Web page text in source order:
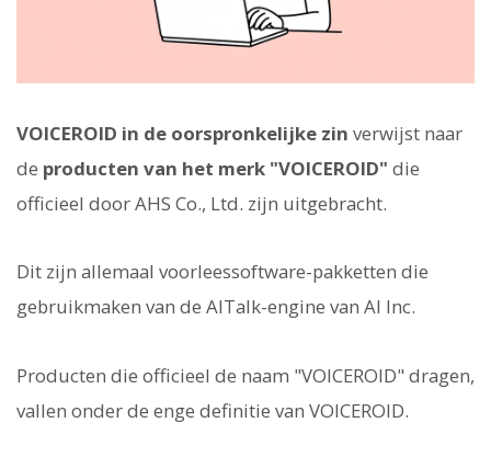
VOICEROID in de oorspronkelijke zin verwijst naar
de producten van het merk "VOICEROID" die
officieel door AHS Co., Ltd. zijn uitgebracht.
Dit zijn allemaal voorleessoftware-pakketten die
gebruikmaken van de AITalk-engine van AI Inc.
Producten die officieel de naam "VOICEROID" dragen,
vallen onder de enge definitie van VOICEROID.